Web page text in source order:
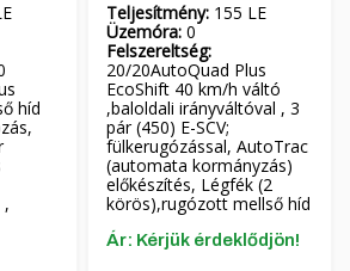
híd
,
Teljesítmény: 155 LE
Üzemóra: 0
Felszereltség:
20/20AutoQuad Plus
EcoShift 40 km/h váltó
,baloldali irányváltóval , 3
pár (450) E-SCV;
fülkerugózással, AutoTrac
(automata kormányzás)
előkészítés, Légfék (2
körös),rugózott mellső híd
Ár: Kérjük érdeklődjön!